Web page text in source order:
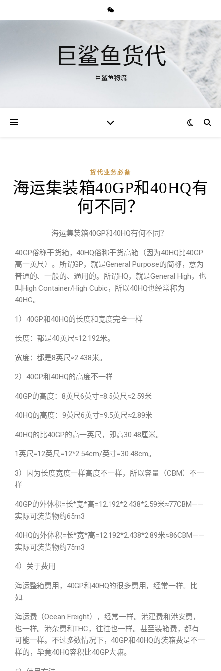
巨鲨鱼货代
巨鲨鱼物流
货代业务必备
海运集装箱40GP和40HQ有
何不同？
海运集装箱40GP和40HQ有何不同？
40GP俗称干货箱，40HQ俗称干货高箱（因为40HQ比40GP
高一英尺）。所谓GP，就是General Purpose的简称，意为
普通的、一般的、通用的。所谓HQ，就是General High，也
叫High Container/High Cubic，所以40HQ也经常称为
40HC。
1）40GP和40HQ的长度和宽度完全一样
长度：都是40英尺≈12.192米。
宽度：都是8英尺≈2.438米。
2）40GP和40HQ的高度不一样
40GP的高度：8英尺6英寸=8.5英尺≈2.59米
40HQ的高度：9英尺6英寸=9.5英尺≈2.89米
40HQ的比40GP的高一英尺，即高30.48厘米。
1英尺=12英尺=12*2.54cm/英寸=30.48cm。
3）因为长度宽度一样高度不一样，所以容量（CBM）不一
样
40GP的外体积=长*宽*高=12.192*2.438*2.59米≈77CBM——
实际可装货物约65m3
40HQ的外体积=长*宽*高=12.192*2.438*2.89米≈86CBM——
实际可装货物约75m3
4）关于费用
海运整箱费用，40GP和40HQ的很多费用，经常一样。比
如:
海运费（Ocean Freight），经常一样。港建费和港安费，
也一样。港杂费和THC，往往也一样。甚至装箱费，都有
可能一样。不过多数情况下，40GP和40HQ的装箱费是不一
样的，毕竟40HQ容积比40GP大嘛。